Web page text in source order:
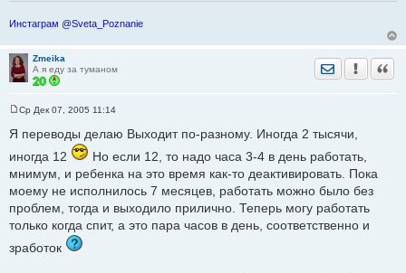
Инстаграм @Sveta_Poznanie
Zmeika
А я еду за туманом
Отправить
о
щ
е
и
е
Ср Дек 07, 2005 11:14
Я переводы делаю Выходит по-разному. Иногда 2 тысячи,
иногда 12
Но если 12, то надо часа 3-4 в день работать,
мнимум, и ребенка на это время как-то деактивировать. Пока
моему не исполнилось 7 месяцев, работать можно было без
проблем, тогда и выходило прилично. Теперь могу работать
только когда спит, а это пара часов в день, соответственно и
зработок